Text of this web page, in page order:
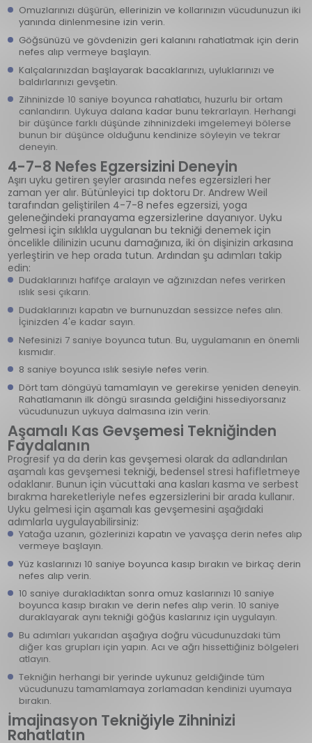
Omuzlarınızı düşürün, ellerinizin ve kollarınızın vücudunuzun iki
yanında dinlenmesine izin verin.
Göğsünüzü ve gövdenizin geri kalanını rahatlatmak için derin
nefes alıp vermeye başlayın.
Kalçalarınızdan başlayarak bacaklarınızı, uyluklarınızı ve
baldırlarınızı gevşetin.
Zihninizde 10 saniye boyunca rahatlatıcı, huzurlu bir ortam
canlandırın. Uykuya dalana kadar bunu tekrarlayın. Herhangi
bir düşünce farklı düşünde zihninizdeki imgelemeyi bölerse
bunun bir düşünce olduğunu kendinize söyleyin ve tekrar
deneyin.
4-7-8 Nefes Egzersizini Deneyin
Aşırı uyku getiren şeyler arasında nefes egzersizleri her
zaman yer alır. Bütünleyici tıp doktoru Dr. Andrew Weil
tarafından geliştirilen 4-7-8 nefes egzersizi, yoga
geleneğindeki pranayama egzersizlerine dayanıyor. Uyku
gelmesi için sıklıkla uygulanan bu tekniği denemek için
öncelikle dilinizin ucunu damağınıza, iki ön dişinizin arkasına
yerleştirin ve hep orada tutun. Ardından şu adımları takip
edin:
Dudaklarınızı hafifçe aralayın ve ağzınızdan nefes verirken
ıslık sesi çıkarın.
Dudaklarınızı kapatın ve burnunuzdan sessizce nefes alın.
İçinizden 4'e kadar sayın.
Nefesinizi 7 saniye boyunca tutun. Bu, uygulamanın en önemli
kısmıdır.
8 saniye boyunca ıslık sesiyle nefes verin.
Dört tam döngüyü tamamlayın ve gerekirse yeniden deneyin.
Rahatlamanın ilk döngü sırasında geldiğini hissediyorsanız
vücudunuzun uykuya dalmasına izin verin.
Aşamalı Kas Gevşemesi Tekniğinden
Faydalanın
Progresif ya da derin kas gevşemesi olarak da adlandırılan
aşamalı kas gevşemesi tekniği, bedensel stresi hafifletmeye
odaklanır. Bunun için vücuttaki ana kasları kasma ve serbest
bırakma hareketleriyle nefes egzersizlerini bir arada kullanır.
Uyku gelmesi için aşamalı kas gevşemesini aşağıdaki
adımlarla uygulayabilirsiniz:
Yatağa uzanın, gözlerinizi kapatın ve yavaşça derin nefes alıp
vermeye başlayın.
Yüz kaslarınızı 10 saniye boyunca kasıp bırakın ve birkaç derin
nefes alıp verin.
10 saniye durakladıktan sonra omuz kaslarınızı 10 saniye
boyunca kasıp bırakın ve derin nefes alıp verin. 10 saniye
duraklayarak aynı tekniği göğüs kaslarınız için uygulayın.
Bu adımları yukarıdan aşağıya doğru vücudunuzdaki tüm
diğer kas grupları için yapın. Acı ve ağrı hissettiğiniz bölgeleri
atlayın.
Tekniğin herhangi bir yerinde uykunuz geldiğinde tüm
vücudunuzu tamamlamaya zorlamadan kendinizi uyumaya
bırakın.
İmajinasyon Tekniğiyle Zihninizi
Rahatlatın